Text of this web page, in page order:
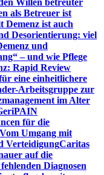
Willen betreuter
als Betreuer ist
Demenz ist auch
Desorientierung: viel
und
– und wie Pflege
Rapid Review
eine einheitlichere
Arbeitsgruppe zur
im Alter
für die
Vom Umgang mit
VerteidigungCaritas
auf die
Diagnosen